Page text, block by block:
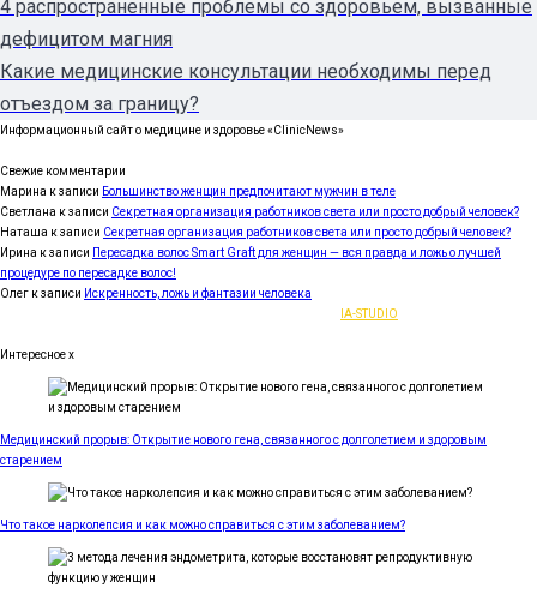
4 распространенные проблемы со здоровьем, вызванные
дефицитом магния
Какие медицинские консультации необходимы перед
отъездом за границу?
Информационный сайт о медицине и здоровье «ClinicNews»
Свежие комментарии
Марина к записи Большинство женщин предпочитают мужчин в теле
Светлана к записи Секретная организация работников света или просто добрый человек?
Наташа к записи Секретная организация работников света или просто добрый человек?
Ирина к записи Пересадка волос Smart Graft для женщин — вся правда и ложь о лучшей
процедуре по пересадке волос!
Олег к записи Искренность, ложь и фантазии человека
IA-STUDIO
Интересноеx
Медицинский прорыв: Открытие нового гена, связанного с долголетием и здоровым
старением
Что такое нарколепсия и как можно справиться с этим заболеванием?